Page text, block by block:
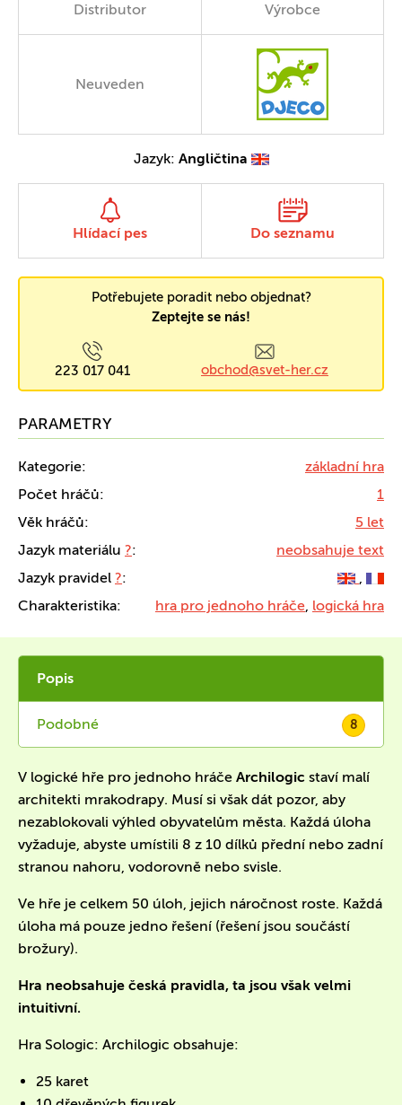
Distributor Výrobce
Neuveden
Jazyk: Angličtina
Hlídací pes Do seznamu
Potřebujete poradit nebo objednat?
Zeptejte se nás!
223 017 041 obchod@svet-her.cz
PARAMETRY
Kategorie:
základní hra
Počet hráčů:
1
Věk hráčů:
5 let
Jazyk materiálu ?:
neobsahuje text
Jazyk pravidel ?:
,
Charakteristika:
hra pro jednoho hráče, logická hra
Popis
Podobné 8
V logické hře pro jednoho hráče Archilogic staví malí
architekti mrakodrapy. Musí si však dát pozor, aby
nezablokovali výhled obyvatelům města. Každá úloha
vyžaduje, abyste umístili 8 z 10 dílků přední nebo zadní
stranou nahoru, vodorovně nebo svisle.
Ve hře je celkem 50 úloh, jejich náročnost roste. Každá
úloha má pouze jedno řešení (řešení jsou součástí
brožury).
Hra neobsahuje česká pravidla, ta jsou však velmi
intuitivní.
Hra Sologic: Archilogic obsahuje:
25 karet